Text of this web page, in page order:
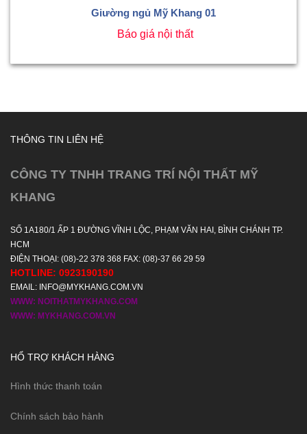
Giường ngủ Mỹ Khang 01
Báo giá nội thất
THÔNG TIN LIÊN HỆ
CÔNG TY TNHH TRANG TRÍ NỘI THẤT MỸ
KHANG
SỐ 1A180/1 ẤP 1 ĐƯỜNG VĨNH LỘC, PHẠM VĂN HAI, BÌNH CHÁNH TP.
HCM
ĐIỆN THOẠI: (08)-22 378 368 FAX: (08)-37 66 29 59
HOTLINE: 0923190190
EMAIL: INFO@MYKHANG.COM.VN
WWW: NOITHATMYKHANG.COM
WWW: MYKHANG.COM.VN
HỔ TRỢ KHÁCH HÀNG
Hình thức thanh toán
Chính sách bảo hành